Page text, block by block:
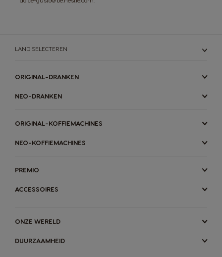
LAND SELECTEREN
ORIGINAL-DRANKEN
NEO-DRANKEN
ORIGINAL-KOFFIEMACHINES
NEO-KOFFIEMACHINES
PREMIO
ACCESSOIRES
ONZE WERELD
DUURZAAMHEID